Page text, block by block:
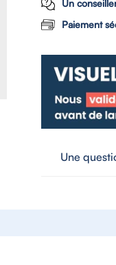
Un
Paiement
Une